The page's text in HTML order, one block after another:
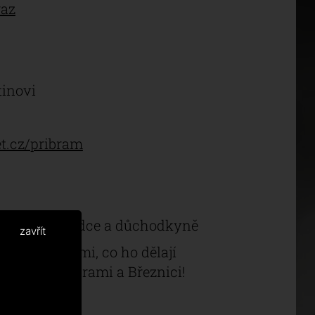
pribram
důchodce a důchodkyně
a vy jste těmi, co ho dělají
vás v Příbrami a Březnici!
zavřít